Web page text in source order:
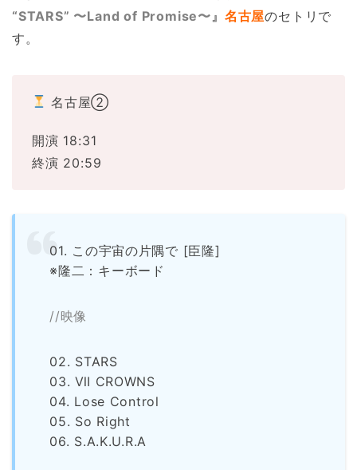
“STARS” 〜Land of Promise〜』 名古屋のセトリで
す。
名古屋②
開演 18:31
終演 20:59
01. この宇宙の片隅で [臣隆]
※隆二：キーボード
//映像
02. STARS
03. Ⅶ CROWNS
04. Lose Control
05. So Right
06. S.A.K.U.R.A